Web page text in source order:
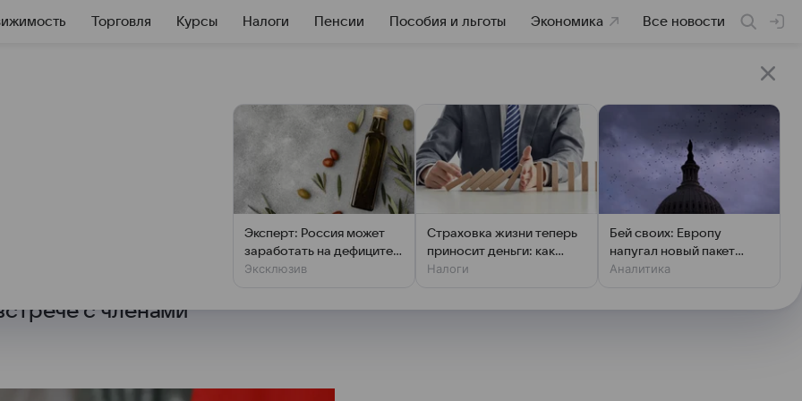
Торговля Курсы Налоги Пенсии Пособия и льготы Экономика Все новости
балансирует
России удается
бюджет, обеспечивая таким
с членами
Эксперт: Россия может
заработать на дефиците
оливкового масла
Эксклюзив
Страховка жизни теперь
приносит деньги: как
получить вычет
Налоги
Бей своих: Европу
напугал новый пакет
«адских санкций» США
Аналитика